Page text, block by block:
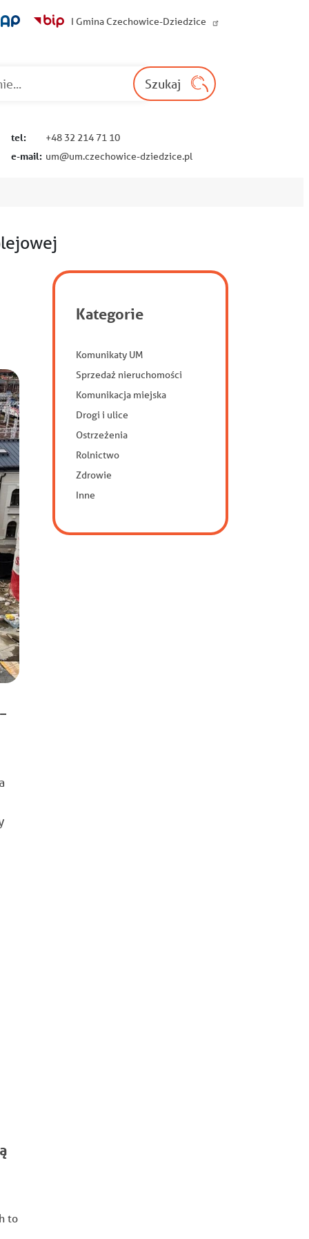
I Gmina Czechowice-Dziedzice
Szukaj
tel: +48 32 214 71 10
e-mail: um@um.czechowice-dziedzice.pl
to
Kategorie
Komunikaty UM
Sprzedaż nieruchomości
Komunikacja miejska
Drogi i ulice
Ostrzeżenia
Rolnictwo
Zdrowie
Inne